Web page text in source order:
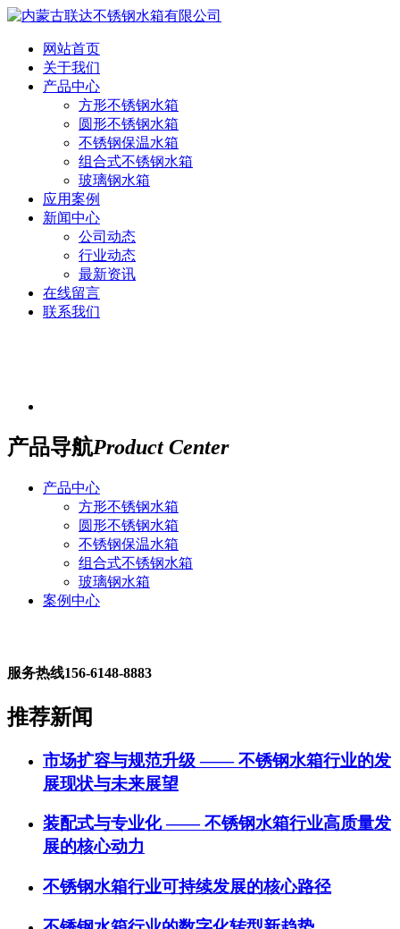
网站首页
关于我们
产品中心
方形不锈钢水箱
圆形不锈钢水箱
不锈钢保温水箱
组合式不锈钢水箱
玻璃钢水箱
应用案例
新闻中心
公司动态
行业动态
最新资讯
在线留言
联系我们
产品导航Product Center
产品中心
方形不锈钢水箱
圆形不锈钢水箱
不锈钢保温水箱
组合式不锈钢水箱
玻璃钢水箱
案例中心
服务热线156-6148-8883
推荐新闻
市场扩容与规范升级 —— 不锈钢水箱行业的发
展现状与未来展望
装配式与专业化 —— 不锈钢水箱行业高质量发
展的核心动力
不锈钢水箱行业可持续发展的核心路径